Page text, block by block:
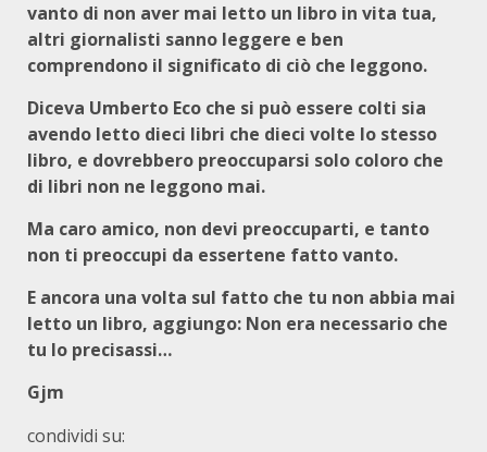
vanto di non aver mai letto un libro in vita tua,
altri giornalisti sanno leggere e ben
comprendono il significato di ciò che leggono.
Diceva Umberto Eco che si può essere colti sia
avendo letto dieci libri che dieci volte lo stesso
libro, e dovrebbero preoccuparsi solo coloro che
di libri non ne leggono mai.
Ma caro amico, non devi preoccuparti, e tanto
non ti preoccupi da essertene fatto vanto.
E ancora una volta sul fatto che tu non abbia mai
letto un libro, aggiungo: Non era necessario che
tu lo precisassi…
Gjm
condividi su: